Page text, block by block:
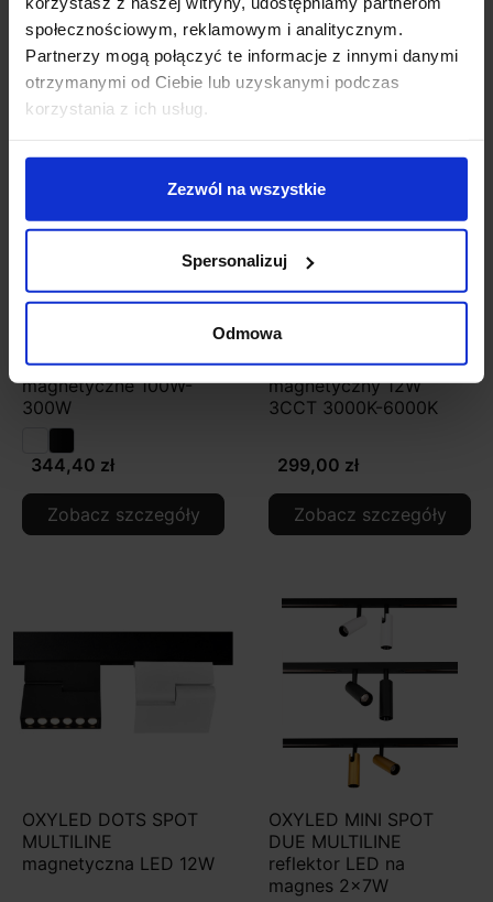
społecznościowym, reklamowym i analitycznym.
Partnerzy mogą połączyć te informacje z innymi danymi
otrzymanymi od Ciebie lub uzyskanymi podczas
korzystania z ich usług.
Zezwól na wszystkie
Spersonalizuj
Odmowa
Zobacz szczegóły Zobacz szczegóły
wpinany w szyny
magnetyczne 100W-
300W
344,40 zł
Zobacz szczegóły
MULTILINE ZOOM 15-
50° reflektor
magnetyczny 12W
3CCT 3000K-6000K
299,00 zł
Zobacz szczegóły
OXYLED DOTS SPOT
MULTILINE
magnetyczna LED 12W
OXYLED MINI SPOT
DUE MULTILINE
reflektor LED na
magnes 2x7W